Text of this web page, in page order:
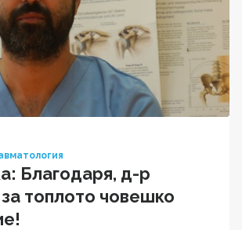
Благодаря, д-р
топлото човешко